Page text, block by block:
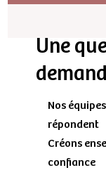
Une
Nos
répondent
Créons
confiance